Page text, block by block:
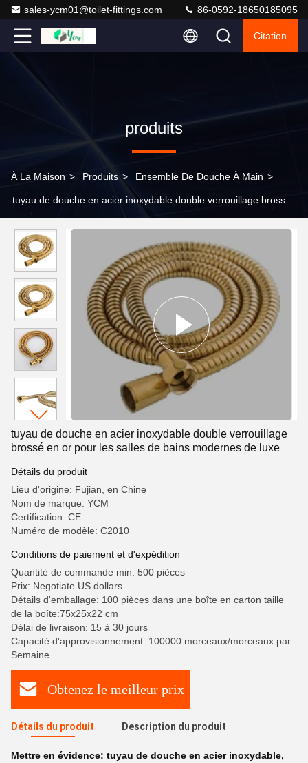
sales-ycm01@toilet-fittings.com 86-0592-18650185095
Citation
produits
À La Maison > Produits > Ensemble De Douche À Main >
tuyau de douche en acier inoxydable double verrouillage brossé
tuyau de douche en acier inoxydable double verrouillage
brossé en or pour les salles de bains modernes de luxe
Détails du produit
Lieu d'origine: Fujian, en Chine
Nom de marque: YCM
Certification: CE
Numéro de modèle: C2010
Conditions de paiement et d'expédition
Quantité de commande min: 500 pièces
Prix: Negotiate US dollars
Détails d'emballage: 100 pièces dans une boîte en carton taille
de la boîte:75x25x22 cm
Délai de livraison: 15 à 30 jours
Capacité d'approvisionnement: 100000 morceaux/morceaux par
Semaine
Obtenez le meilleur prix
Détails du produit Description du produit
Mettre en évidence: tuyau de douche en acier inoxydable,